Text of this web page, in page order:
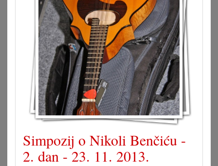
Simpozij o Nikoli Benčiću -
2. dan - 23. 11. 2013.